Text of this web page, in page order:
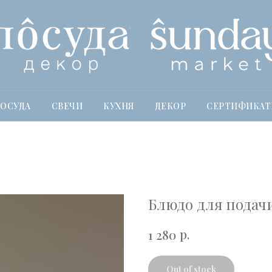
СВЕЧИ КУХНЯ ДЕКОР
Блюдо для
1 280 р.
Out of stock